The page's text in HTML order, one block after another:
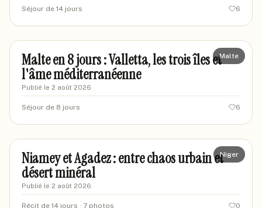
Séjour de 14 jours 6
sandravoyages
Malte
Malte en 8 jours : Valletta, les trois îles et
l'âme méditerranéenne
Publié le 2 août 2026
Séjour de 8 jours 6
marceltreix
Niger
Niamey et Agadez : entre chaos urbain et
désert minéral
Publié le 2 août 2026
Récit de 14 jours · 7 photos 0